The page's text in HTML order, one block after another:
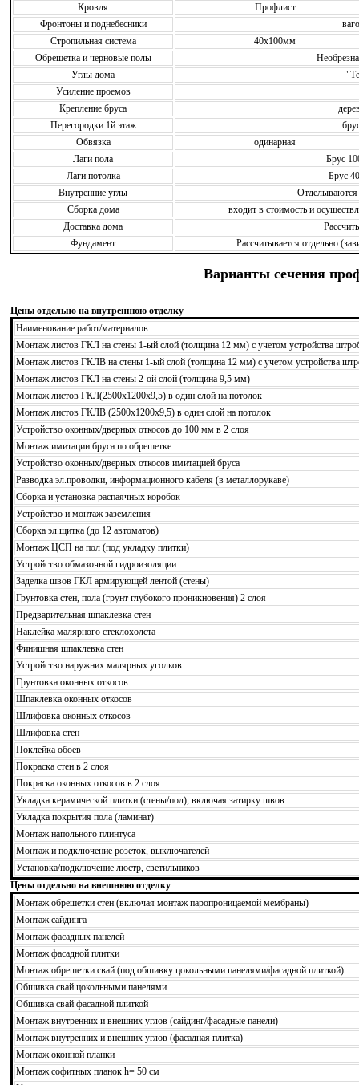
Кровля
Профлист
Фронтоны и поднебесники
Стропильная система
40х100мм
Обрешетка и черновые полы
Углы дома
Усиление проемов
Крепление бруса
Перегородки 1й этаж
Обвязка
одинарная
Лаги пола
Брус
Лаги потолка
Брус
Внутренние углы
Сборка дома
входит в стоимость и
Доставка дома
Фундамент
Рассчитывается отдельно
Варианты сечения
Цены отдельно на внутреннюю отделку
Наименование работ/материалов
Монтаж листов ГКЛ на стены 1-ый слой (толщина 12 мм) с учетом устройства
Монтаж листов ГКЛВ на стены 1-ый слой (толщина 12 мм) с учетом устройства
Монтаж листов ГКЛ на стены 2-ой слой (толщина 9,5 мм)
Монтаж листов ГКЛ(2500х1200х9,5) в один слой на потолок
Монтаж листов ГКЛВ (2500х1200х9,5) в один слой на потолок
Устройство оконных/дверных откосов до 100 мм в 2 слоя
Монтаж имитации бруса по обрешетке
Устройство оконных/дверных откосов имитацией бруса
Разводка эл.проводки, информационного кабеля (в металлорукаве)
Сборка и установка распаячных коробок
Устройство и монтаж заземления
Сборка эл.щитка (до 12 автоматов)
Монтаж ЦСП на пол (под укладку плитки)
Устройство обмазочной гидроизоляции
Заделка швов ГКЛ армирующей лентой (стены)
Грунтовка стен, пола (грунт глубокого проникновения) 2 слоя
Предварительная шпаклевка стен
Наклейка малярного стеклохолста
Финишная шпаклевка стен
Устройство наружних малярных уголков
Грунтовка оконных откосов
Шпаклевка оконных откосов
Шлифовка оконных откосов
Шлифовка стен
Поклейка обоев
Покраска стен в 2 слоя
Покраска оконных откосов в 2 слоя
Укладка керамической плитки (стены/пол), включая затирку швов
Укладка покрытия пола (ламинат)
Монтаж напольного плинтуса
Монтаж и подключение розеток, выключателей
Установка/подключение люстр, светильников
Цены отдельно на внешнюю отделку
Монтаж обрешетки стен (включая монтаж паропроницаемой мембраны)
Монтаж сайдинга
Монтаж фасадных панелей
Монтаж фасадной плитки
Монтаж обрешетки свай (под обшивку цокольными панелями/фасадной плиткой)
Обшивка свай цокольными панелями
Обшивка свай фасадной плиткой
Монтаж внутренних и внешних углов (сайдинг/фасадные панели)
Монтаж внутренних и внешних углов (фасадная плитка)
Монтаж оконной планки
Монтаж софитных планок h= 50 см